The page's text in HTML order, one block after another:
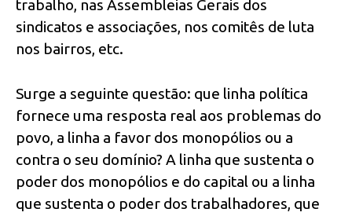
trabalho, nas Assembleias Gerais dos
sindicatos e associações, nos comitês de luta
nos bairros, etc.
Surge a seguinte questão: que linha política
fornece uma resposta real aos problemas do
povo, a linha a favor dos monopólios ou a
contra o seu domínio? A linha que sustenta o
poder dos monopólios e do capital ou a linha
que sustenta o poder dos trabalhadores, que